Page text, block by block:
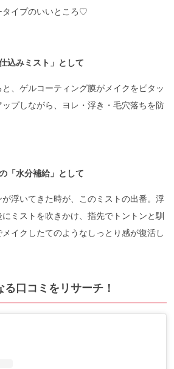
タイプのいいところ♡
込みミスト」として
、ゲルコーティング膜がメイクをピタッ
プしながら、ヨレ・浮き・毛穴落ちを防
「水分補給」として
浮いてきた時が、このミストの出番。浮
ミストを吹きかけ、指先でトントンと馴
イクしたてのようなしっとり感が復活し
口コミをリサーチ！